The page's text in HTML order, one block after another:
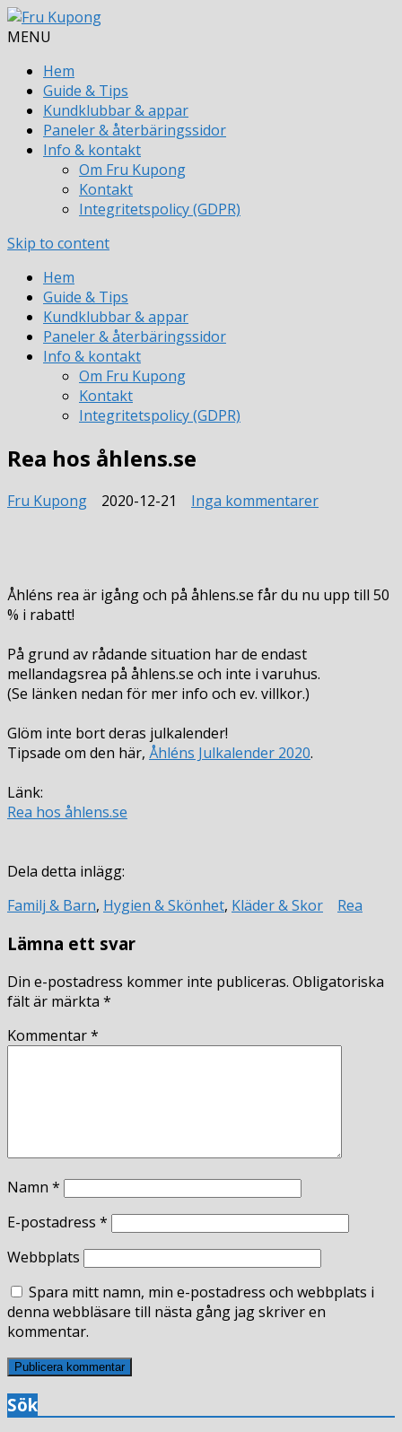
MENU
Hem
Guide & Tips
Kundklubbar & appar
Paneler & återbäringssidor
Info & kontakt
Om Fru Kupong
Kontakt
Integritetspolicy (GDPR)
Skip to content
Hem
Guide & Tips
Kundklubbar & appar
Paneler & återbäringssidor
Info & kontakt
Om Fru Kupong
Kontakt
Integritetspolicy (GDPR)
Rea hos åhlens.se
Fru Kupong 2020-12-21 Inga kommentarertill
Åhléns rea är igång och på åhlens.se får du nu upp till 50
% i rabatt!
På grund av rådande situation har de endast
mellandagsrea på åhlens.se och inte i varuhus.
(Se länken nedan för mer info och ev. villkor.)
Glöm inte bort deras julkalender!
Tipsade om den här, Åhléns Julkalender 2020.
Länk:
Rea hos åhlens.se
Dela detta inlägg:
Familj & Barn, Hygien & Skönhet, Kläder & Skor Rea
Lämna ett svar
Din e-postadress kommer inte publiceras. Obligatoriska
fält är märkta *
Kommentar*
Namn *
E-postadress *
Webbplats
Spara mitt namn, min e-postadress och webbplats i
denna webbläsare till nästa gång jag skriver en
kommentar.
Sök